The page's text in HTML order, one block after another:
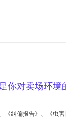
你对卖场环境
《纠偏报告》、《虫